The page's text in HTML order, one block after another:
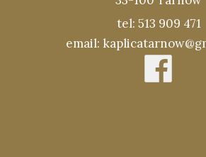
tel: 513 909 471
email: